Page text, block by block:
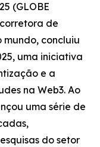
(GLOBE
de
mundo, concluiu
uma iniciativa
e a
na Web3. Ao
uma série de
do setor